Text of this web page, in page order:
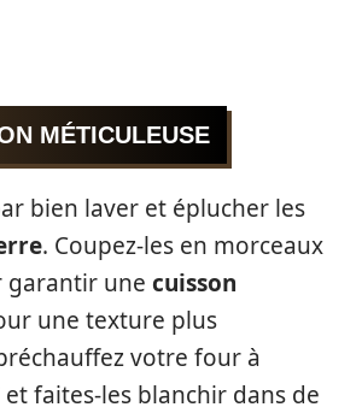
MÉTICULEUSE
bien laver et éplucher les
. Coupez-les en morceaux
garantir une cuisson
une texture plus
votre four à
et faites-les blanchir dans de